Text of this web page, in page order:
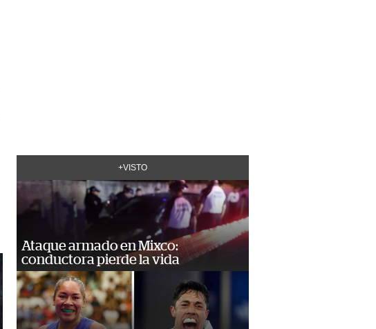
+VISTO
Ataque armado en Mixco:
conductora pierde la vida